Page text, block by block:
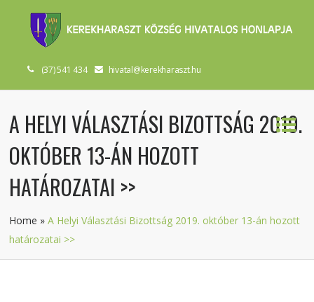
(37) 541 434 hivatal@kerekharaszt.hu
A HELYI VÁLASZTÁSI BIZOTTSÁG 2019.
OKTÓBER 13-ÁN HOZOTT
HATÁROZATAI >>
Home »A Helyi Választási Bizottság 2019. október 13-án hozott
határozatai >>